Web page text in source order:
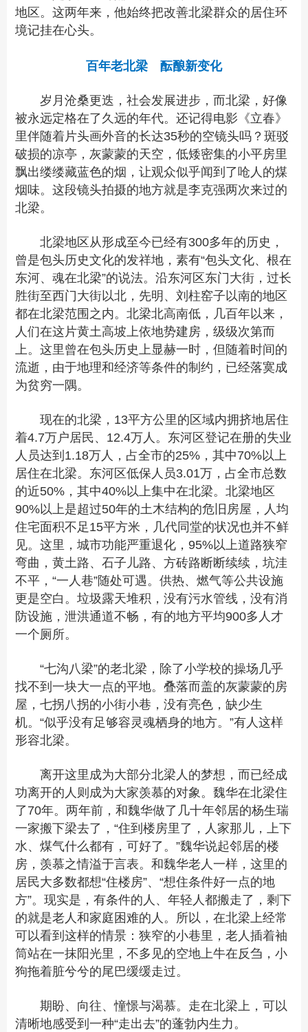
地区。这两年来，他始终把改善北梁群众的居住环
境记挂在心头。
百年老北梁 酝酿新变化
岁月沧桑更迭，社会发展进步，而北梁，好像
被永远定格在了久远的年代。还记得电影《立春》
里伴随着片头画外音的长达35秒的空镜头吗？斑驳
破损的凉亭，灰蒙蒙的天空，低矮密集的小平房里
飘出缕缕藏蓝色的烟，让观众似乎闻到了呛人的煤
烟味。这段镜头拍摄的地方就是李克强两次来过的
北梁。
北梁地区从形成至今已经有300多年的历史，
曾是包头历史文化的发祥地，素有“包头文化、根在
东河、魂在北梁”的说法。沿东河区东门大街，过长
胜街至西门大街以北，先明、刘柱窑子以南的地区
都在北梁范围之内。北梁北高南低，几百年以来，
人们在这片黄土高坡上依地势建房，级级次第而
上。这里曾在包头历史上显赫一时，但随着时间的
流逝，由于地理和经济等条件的制约，已经落寞成
为贫穷一隅。
现在的北梁，13平方公里的区域内拥挤地居住
着4.7万户居民、12.4万人。东河区登记在册的失业
人员达到1.18万人，占全市的25%，其中70%以上
居住在北梁。东河区低保人员3.01万，占全市总数
的近50%，其中40%以上集中在北梁。北梁地区
90%以上是超过50年的土木结构的危旧房屋，人均
住宅面积不足15平方米，几代同堂的状况也并不鲜
见。这里，城市功能严重退化，95%以上道路狭窄
弯曲，黄土路、石子儿路、方砖路断断续续，坑洼
不平，“一人巷”随处可遇。供热、燃气等公共设施
更是空白。垃圾露天堆积，没有污水管线，没有消
防设施，泄洪通道不畅，有的地方平均900多人才
一个厕所。
“七沟八梁”的老北梁，除了小学校的操场几乎
找不到一块大一点的平地。叠落而盖的灰蒙蒙的房
屋，七拐八拐的小街小巷，没有亮色，缺少生
机。“似乎没有足够容灵魂栖身的地方。”有人这样
形容北梁。
离开这里成为大部分北梁人的梦想，而已经成
功离开的人则成为大家羡慕的对象。魏华在北梁住
了70年。两年前，和魏华做了几十年邻居的杨生瑞
一家搬下梁去了，“住到楼房里了，人家那儿，上下
水、煤气什么都有，可好了。”魏华说起邻居的楼
房，羡慕之情溢于言表。和魏华老人一样，这里的
居民大多数都想“住楼房”、“想住条件好一点的地
方”。现实是，有条件的人、年轻人都搬走了，剩下
的就是老人和家庭困难的人。所以，在北梁上经常
可以看到这样的情景：狭窄的小巷里，老人插着袖
筒站在一抹阳光里，不多见的空地上牛在反刍，小
狗拖着脏兮兮的尾巴缓缓走过。
期盼、向往、憧憬与渴慕。走在北梁上，可以
清晰地感受到一种“走出去”的蓬勃内生力。